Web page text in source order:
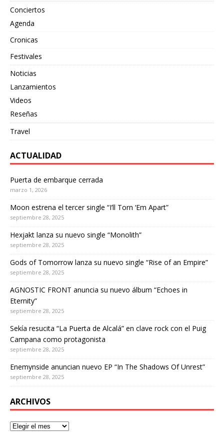
Conciertos
Agenda
Cronicas
Festivales
Noticias
Lanzamientos
Videos
Reseñas
Travel
ACTUALIDAD
Puerta de embarque cerrada
marzo 1, 2026
Moon estrena el tercer single “I’ll Torn ‘Em Apart”
septiembre 28, 2025
Hexjakt lanza su nuevo single “Monolith”
septiembre 28, 2025
Gods of Tomorrow lanza su nuevo single “Rise of an Empire”
septiembre 28, 2025
AGNOSTIC FRONT anuncia su nuevo álbum “Echoes in
Eternity”
septiembre 28, 2025
Sekía resucita “La Puerta de Alcalá” en clave rock con el Puig
Campana como protagonista
septiembre 28, 2025
Enemynside anuncian nuevo EP “In The Shadows Of Unrest”
septiembre 28, 2025
ARCHIVOS